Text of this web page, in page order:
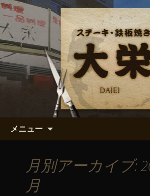
ステーキ・鉄板焼
最新情報
ステーキ・鉄板焼き「大
知らせ
メニュー
月別アーカイブ:
月